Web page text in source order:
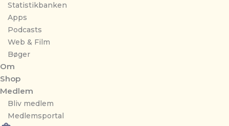
Statistikbanken
Apps
Podcasts
Web & Film
Bøger
Om
Shop
Medlem
Bliv medlem
Medlemsportal